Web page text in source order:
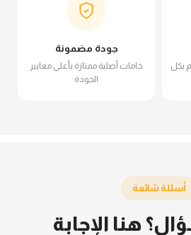
بدّليه خلال 14 يوم بكل
جودة مضمونة
خامات أصلية ممتازة بأعلى معايير
الجودة
أسئلة شائعة
هنا الإجابة